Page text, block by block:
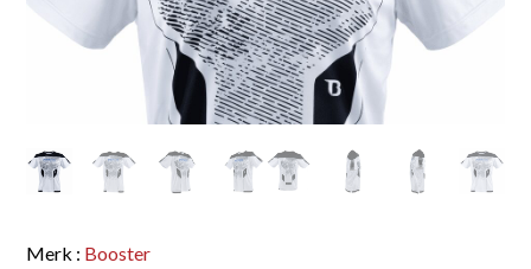
Merk : Booster